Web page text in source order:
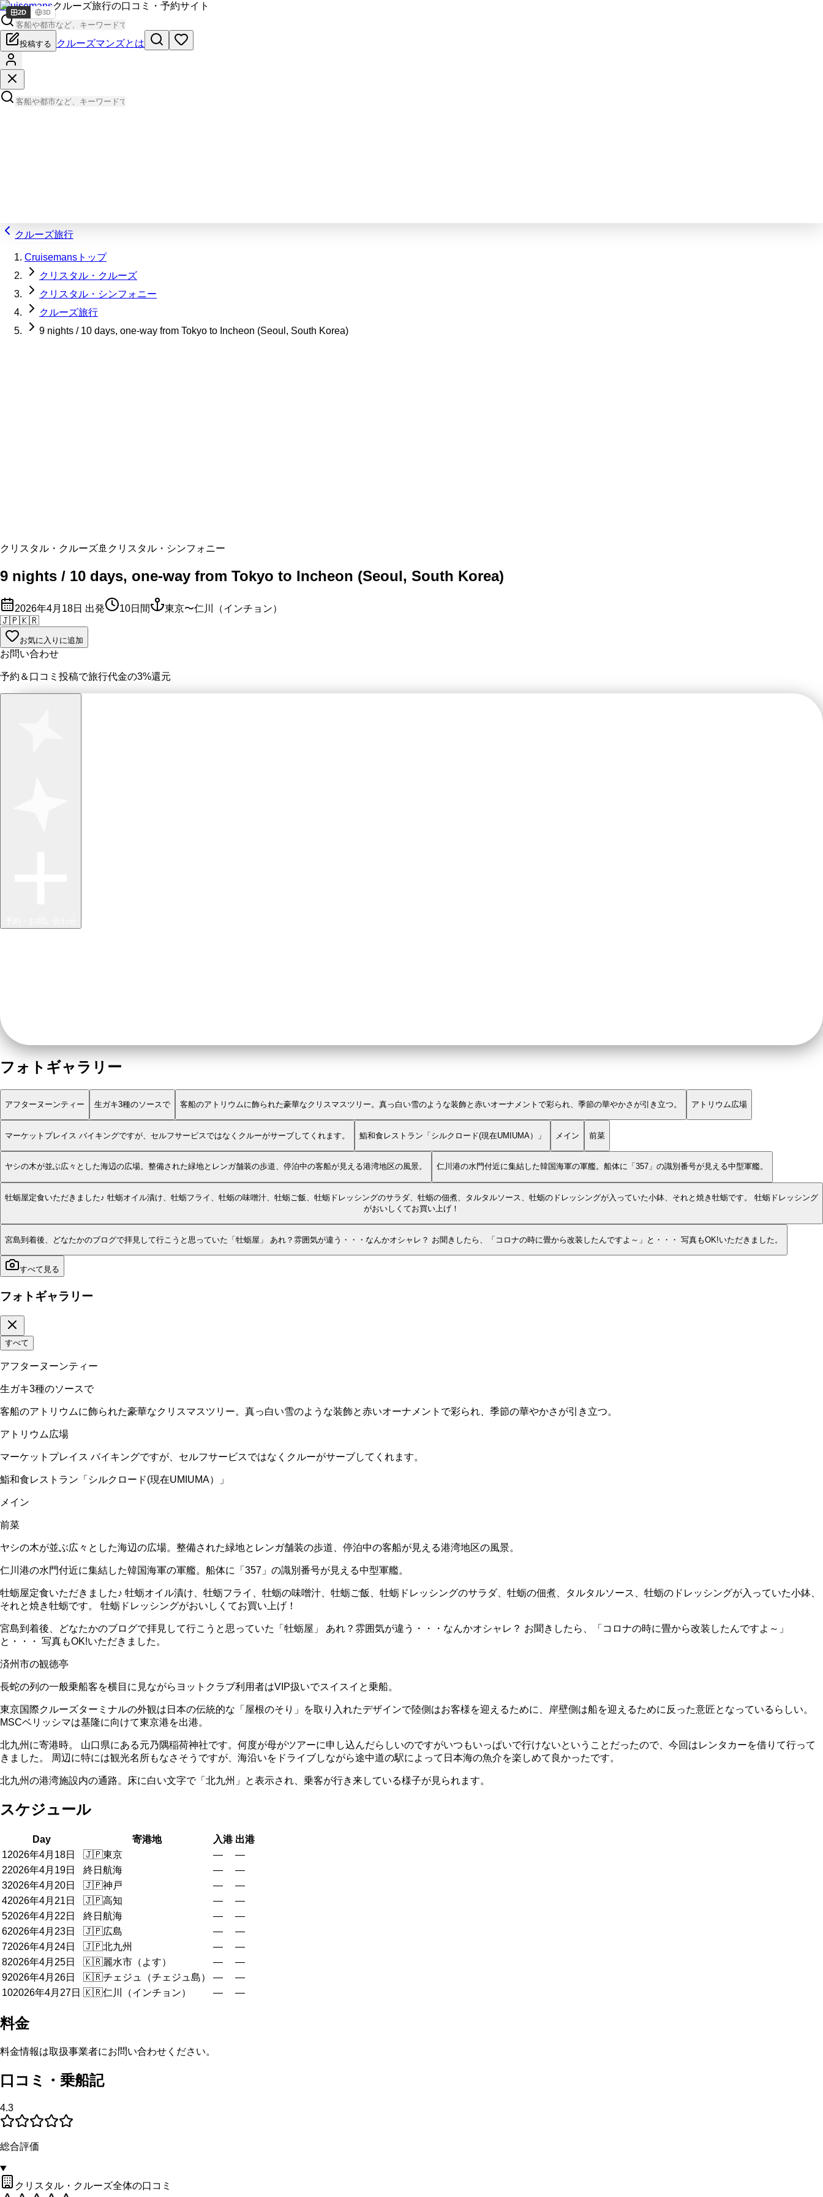
Cruisemansクルーズ旅行の口コミ・予約サイト
投稿する クルーズマンズとは
クルーズ旅行
Cruisemansトップ
クリスタル・クルーズ
クリスタル・シンフォニー
クルーズ旅行
9 nights / 10 days, one-way from Tokyo to Incheon (Seoul, South Korea)
2D 3D
クリスタル・クルーズ🚢 クリスタル・シンフォニー
9 nights / 10 days, one-way from Tokyo to Incheon (Seoul, South Korea)
2026年4月18日 出発 10日間
東京〜仁川（インチョン）
🇯🇵🇰🇷
お気に入りに追加
お問い合わせ
予約＆口コミ投稿で旅行代金の3%還元
フォトギャラリー
アフターヌーンティー 生ガキ3種のソースで 客船のアトリウムに飾られた豪華なクリスマスツリー。真っ白い雪のような装飾と赤いオーナメントで彩られ、季節の華やかさが引き立つ。 アトリウム広場
マーケットプレイス バイキングですが、セルフサービスではなくクルーがサーブしてくれます。 鮨和食レストラン「シルクロード(現在UMIUMA）」 メイン 前菜
ヤシの木が並ぶ広々とした海辺の広場。整備された緑地とレンガ舗装の歩道、停泊中の客船が見える港湾地区の風景。 仁川港の水門付近に集結した韓国海軍の軍艦。船体に「357」の識別番号が見える中型軍艦。
牡蛎屋定食いただきました♪ 牡蛎オイル漬け、牡蛎フライ、牡蛎の味噌汁、牡蛎ご飯、牡蛎ドレッシングのサラダ、牡蛎の佃煮、タルタルソース、牡蛎のドレッシングが入っていた小鉢、それと焼き牡蛎です。 牡蛎ドレッシング
がおいしくてお買い上げ！
宮島到着後、どなたかのブログで拝見して行こうと思っていた「牡蛎屋」 あれ？雰囲気が違う・・・なんかオシャレ？ お聞きしたら、「コロナの時に畳から改装したんですよ～」と・・・ 写真もOK!いただきました。
すべて見る
フォトギャラリー
すべて
アフターヌーンティー
生ガキ3種のソースで
客船のアトリウムに飾られた豪華なクリスマスツリー。真っ白い雪のような装飾と赤いオーナメントで彩られ、季節の華やかさが引き立つ。
アトリウム広場
マーケットプレイス バイキングですが、セルフサービスではなくクルーがサーブしてくれます。
鮨和食レストラン「シルクロード(現在UMIUMA）」
メイン
前菜
ヤシの木が並ぶ広々とした海辺の広場。整備された緑地とレンガ舗装の歩道、停泊中の客船が見える港湾地区の風景。
仁川港の水門付近に集結した韓国海軍の軍艦。船体に「357」の識別番号が見える中型軍艦。
牡蛎屋定食いただきました♪ 牡蛎オイル漬け、牡蛎フライ、牡蛎の味噌汁、牡蛎ご飯、牡蛎ドレッシングのサラダ、牡蛎の佃煮、タルタルソース、牡蛎のドレッシングが入っていた小鉢、
それと焼き牡蛎です。 牡蛎ドレッシングがおいしくてお買い上げ！
宮島到着後、どなたかのブログで拝見して行こうと思っていた「牡蛎屋」 あれ？雰囲気が違う・・・なんかオシャレ？ お聞きしたら、「コロナの時に畳から改装したんですよ～」
と・・・ 写真もOK!いただきました。
済州市の観徳亭
長蛇の列の一般乗船客を横目に見ながらヨットクラブ利用者はVIP扱いでスイスイと乗船。
東京国際クルーズターミナルの外観は日本の伝統的な「屋根のそり」を取り入れたデザインで陸側はお客様を迎えるために、岸壁側は船を迎えるために反った意匠となっているらしい。
MSCベリッシマは基隆に向けて東京港を出港。
北九州に寄港時。 山口県にある元乃隅稲荷神社です。何度が母がツアーに申し込んだらしいのですがいつもいっぱいで行けないということだったので、今回はレンタカーを借りて行って
きました。 周辺に特には観光名所もなさそうですが、海沿いをドライブしながら途中道の駅によって日本海の魚介を楽しめて良かったです。
北九州の港湾施設内の通路。床に白い文字で「北九州」と表示され、乗客が行き来している様子が見られます。
スケジュール
Day 寄港地 入港 出港
12026年4月18日 🇯🇵東京 —
—
22026年4月19日 終日航海 —
—
32026年4月20日 🇯🇵神戸 —
—
42026年4月21日 🇯🇵高知 —
—
52026年4月22日 終日航海 —
—
62026年4月23日 🇯🇵広島 —
—
72026年4月24日 🇯🇵北九州 —
—
82026年4月25日 🇰🇷麗水市（よす） —
—
92026年4月26日 🇰🇷チェジュ（チェジュ島） —
—
102026年4月27日 🇰🇷仁川（インチョン） — —
料金
料金情報は取扱事業者にお問い合わせください。
口コミ・乗船記
4.3
総合評価
クリスタル・クルーズ全体の口コミ